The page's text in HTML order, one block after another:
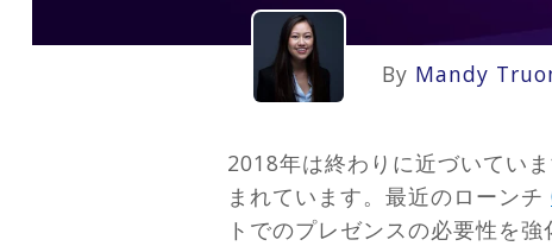
By Mandy
2018年は終わりに近づいてい
まれています。最近のローンチ
トでのプレゼンスの必要性を